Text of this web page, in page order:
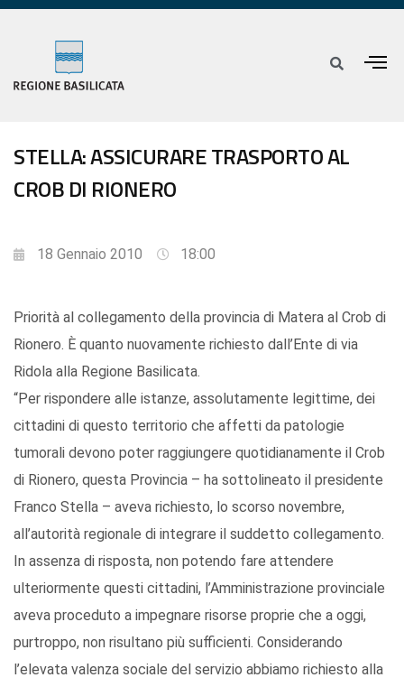
STELLA: ASSICURARE TRASPORTO AL
CROB DI RIONERO
18 Gennaio 2010 18:00
Priorità al collegamento della provincia di Matera al Crob di
Rionero. È quanto nuovamente richiesto dall’Ente di via
Ridola alla Regione Basilicata.
“Per rispondere alle istanze, assolutamente legittime, dei
cittadini di questo territorio che affetti da patologie
tumorali devono poter raggiungere quotidianamente il Crob
di Rionero, questa Provincia – ha sottolineato il presidente
Franco Stella – aveva richiesto, lo scorso novembre,
all’autorità regionale di integrare il suddetto collegamento.
In assenza di risposta, non potendo fare attendere
ulteriormente questi cittadini, l’Amministrazione provinciale
aveva proceduto a impegnare risorse proprie che a oggi,
purtroppo, non risultano più sufficienti. Considerando
l’elevata valenza sociale del servizio abbiamo richiesto alla